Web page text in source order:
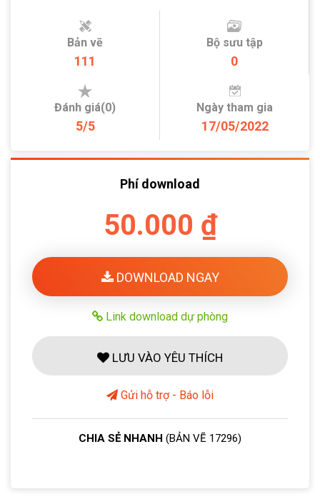
Bản vẽ
111
Bộ sưu tập
0
Đánh giá(0)
5/5
Ngày tham gia
17/05/2022
Phí download
50.000 ₫
DOWNLOAD NGAY
Link download dự phòng
LƯU VÀO YÊU THÍCH
Gửi hỗ trợ - Báo lỗi
CHIA SẺ NHANH (BẢN VẼ 17296)